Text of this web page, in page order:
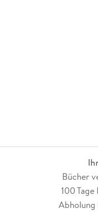
Bücher
100
Abholung